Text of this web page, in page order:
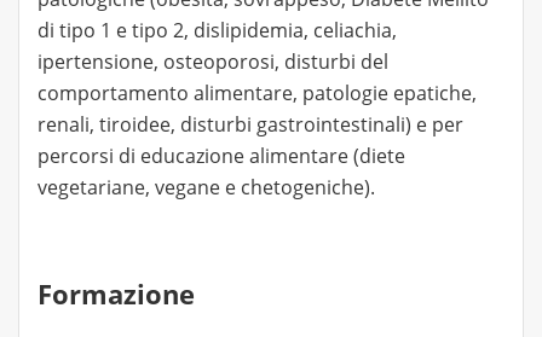
di tipo 1 e tipo 2, dislipidemia, celiachia,
ipertensione, osteoporosi, disturbi del
comportamento alimentare, patologie epatiche,
renali, tiroidee, disturbi gastrointestinali) e per
percorsi di educazione alimentare (diete
vegetariane, vegane e chetogeniche).
Formazione